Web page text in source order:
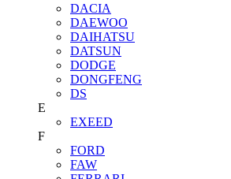
DACIA
DAEWOO
DAIHATSU
DATSUN
DODGE
DONGFENG
DS
E
EXEED
F
FORD
FAW